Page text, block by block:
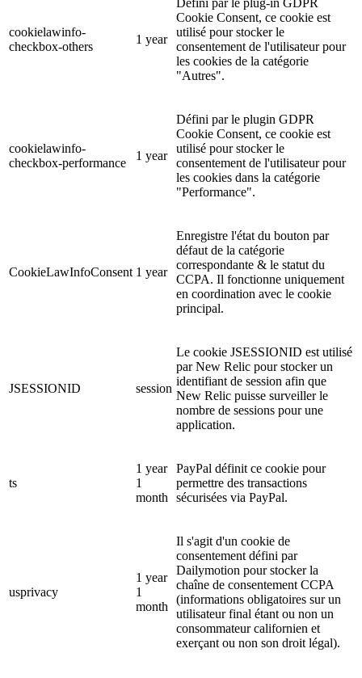
cookielawinfo-
checkbox-others
1 year
Cookie Consent, ce cookie est
utilisé pour stocker le
consentement de l'utilisateur pour
les cookies de la catégorie
"Autres".
cookielawinfo-
checkbox-performance
1 year
Défini par le plugin GDPR
Cookie Consent, ce cookie est
utilisé pour stocker le
consentement de l'utilisateur pour
les cookies dans la catégorie
"Performance".
CookieLawInfoConsent 1 year
Enregistre l'état du bouton par
défaut de la catégorie
correspondante & le statut du
CCPA. Il fonctionne uniquement
en coordination avec le cookie
principal.
JSESSIONID session
Le cookie JSESSIONID est utilisé
par New Relic pour stocker un
identifiant de session afin que
New Relic puisse surveiller le
nombre de sessions pour une
application.
ts
1 year
1
month
PayPal définit ce cookie pour
permettre des transactions
sécurisées via PayPal.
usprivacy
1 year
1
month
Il s'agit d'un cookie de
consentement défini par
Dailymotion pour stocker la
chaîne de consentement CCPA
(informations obligatoires sur un
utilisateur final étant ou non un
consommateur californien et
exerçant ou non son droit légal).